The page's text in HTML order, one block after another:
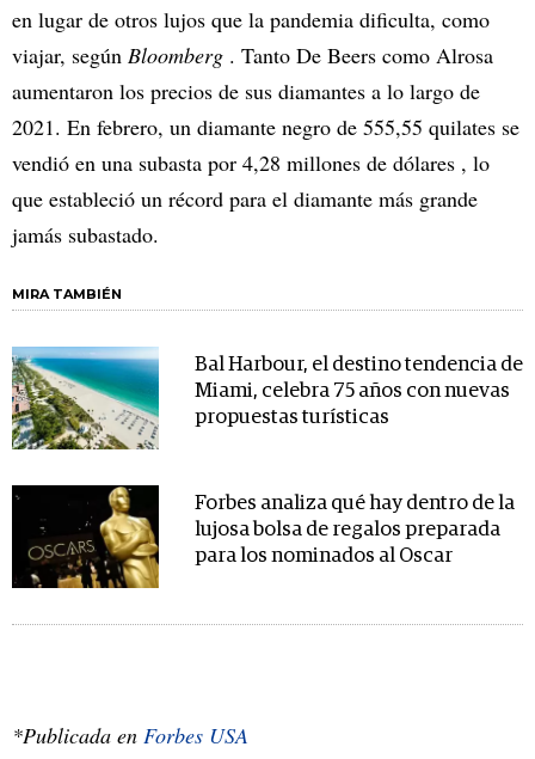
en lugar de otros lujos que la pandemia dificulta, como
viajar, según Bloomberg . Tanto De Beers como Alrosa
aumentaron los precios de sus diamantes a lo largo de
2021. En febrero, un diamante negro de 555,55 quilates se
vendió en una subasta por 4,28 millones de dólares , lo
que estableció un récord para el diamante más grande
jamás subastado.
MIRA TAMBIÉN
Bal Harbour, el destino tendencia de
Miami, celebra 75 años con nuevas
propuestas turísticas
Forbes analiza qué hay dentro de la
lujosa bolsa de regalos preparada
para los nominados al Oscar
*Publicada en Forbes USA